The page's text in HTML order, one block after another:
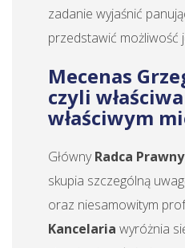
zadanie wyjaśnić
przedstawić możliwość
Mecenas
czyli
właściwym
GłównyRadca Prawny
skupia szczególną
oraz niesamowitym
Kancelaria wyróżnia